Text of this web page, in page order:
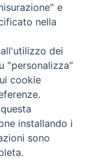
e
nella
dei
"personalizza"
cookie
installando i
sono